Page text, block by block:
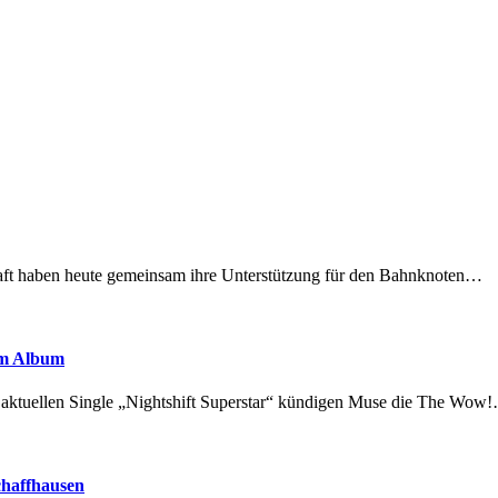
haben heute gemeinsam ihre Unterstützung für den Bahnknoten…
Album
Single „Nightshift Superstar“ kündigen Muse die The